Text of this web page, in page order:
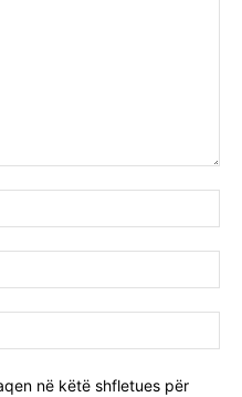
në këtë shfletues për